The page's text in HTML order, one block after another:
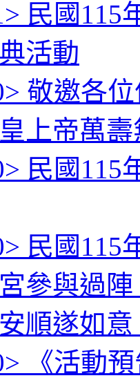
> 民國115
活動
> 敬邀各
上帝萬壽
> 民國115
> 民國115
參與過
順遂如
> 《活動